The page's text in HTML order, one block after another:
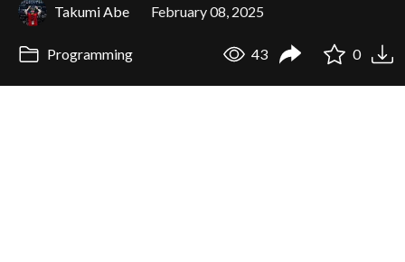
Takumi Abe February 08, 2025
Programming 43 0